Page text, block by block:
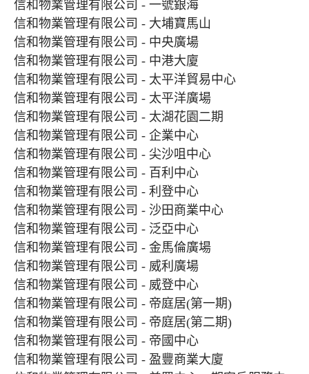
信和物業管理有限公司 - 一號銀海
信和物業管理有限公司 - 大埔寶馬山
信和物業管理有限公司 - 中央廣場
信和物業管理有限公司 - 中港大廈
信和物業管理有限公司 - 太平洋貿易中心
信和物業管理有限公司 - 太平洋廣場
信和物業管理有限公司 - 太湖花園二期
信和物業管理有限公司 - 企業中心
信和物業管理有限公司 - 尖沙咀中心
信和物業管理有限公司 - 百利中心
信和物業管理有限公司 - 利登中心
信和物業管理有限公司 - 沙田商業中心
信和物業管理有限公司 - 泛亞中心
信和物業管理有限公司 - 金馬倫廣場
信和物業管理有限公司 - 威利廣場
信和物業管理有限公司 - 威登中心
信和物業管理有限公司 - 帝庭居(第一期)
信和物業管理有限公司 - 帝庭居(第二期)
信和物業管理有限公司 - 帝國中心
信和物業管理有限公司 - 盈豐商業大廈